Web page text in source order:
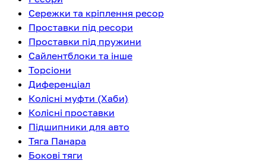
Сережки та кріплення ресор
Проставки під ресори
Проставки під пружини
Сайлентблоки та інше
Торсіони
Диференціал
Колісні муфти (Хаби)
Колісні проставки
Підшипники для авто
Тяга Панара
Бокові тяги